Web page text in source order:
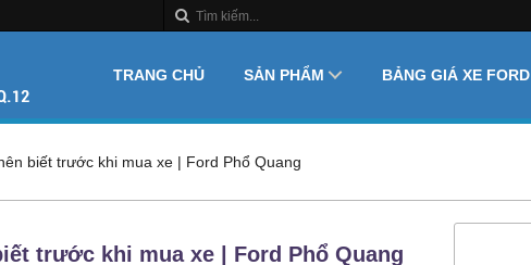
TRANG CHỦ SẢN PHẨM BẢNG GIÁ XE FORD
biết trước khi mua xe | Ford Phổ Quang
trước khi mua xe | Ford Phổ Quang